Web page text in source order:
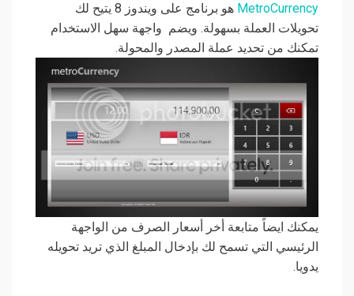
MetroCurrency
هو برنامج على ويندوز 8 يتيح لك
تحويلات العملة بسهولة. ويضم واجهة سهل الاستخدام
تمكنك من تحديد عملة المصدر والمحولة.
يمكنك ايضاً متابعة أخر أسعار الصرف من الواجهة
الرئيسي التي تسمح لك بإدخال المبلغ الذي تريد تحويله
يدويا.